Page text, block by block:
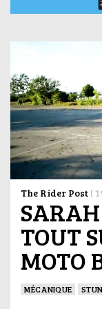
The Rider Post |
TOUT
MOTO
MÉCANIQUE